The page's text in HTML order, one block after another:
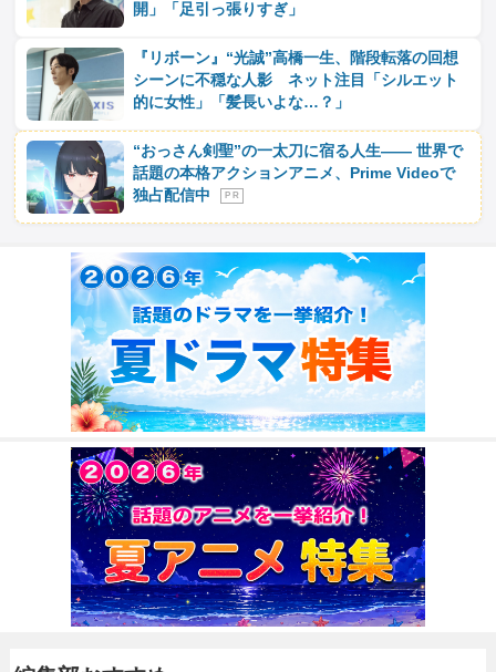
開」「足引っ張りすぎ」
『リボーン』“光誠”高橋一生、階段転落の回想
シーンに不穏な人影 ネット注目「シルエット
的に女性」「髪長いよな…？」
“おっさん剣聖”の一太刀に宿る人生―― 世界で
話題の本格アクションアニメ、Prime Videoで
独占配信中
P R